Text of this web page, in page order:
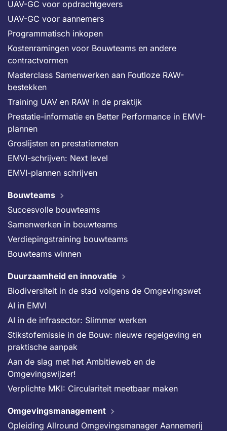
UAV-GC voor opdrachtgevers
UAV-GC voor aannemers
Programmatisch inkopen
Kostenramingen voor Bouwteams en andere
contractvormen
Masterclass Samenwerken aan Foutloze RAW-
bestekken
Training UAV en RAW in de praktijk
Prestatie-informatie en Better Performance in EMVI-
plannen
Groslijsten en prestatiemeten
EMVI-schrijven: Next level
EMVI-plannen schrijven
Bouwteams
Succesvolle bouwteams
Samenwerken in bouwteams
Verdiepingstraining bouwteams
Bouwteams winnen
Duurzaamheid en innovatie
Biodiversiteit in de stad volgens de Omgevingswet
AI in EMVI
AI in de infrasector: Slimmer werken
Stikstofemissie in de Bouw: nieuwe regelgeving en
praktische aanpak
Aan de slag met het Ambitieweb en de
Omgevingswijzer!
Verplichte MKI: Circulariteit meetbaar maken
Omgevingsmanagement
Opleiding Allround Omgevingsmanager Aannemerij